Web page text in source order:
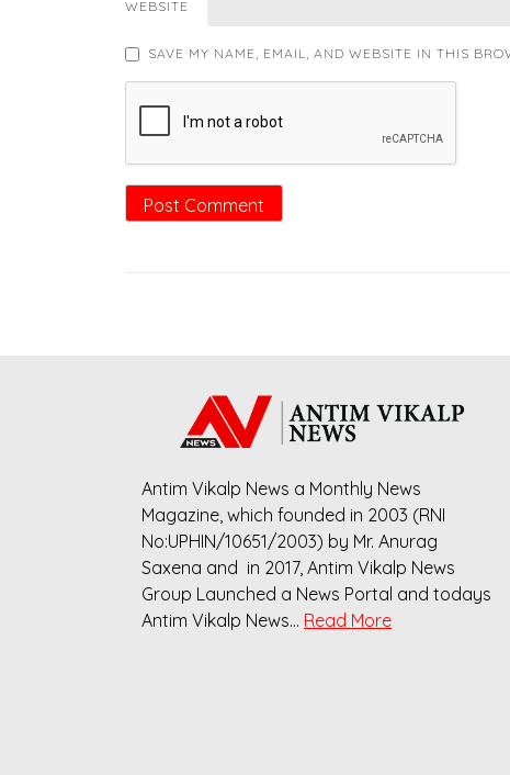
WEBSITE
SAVE MY NAME, EMAIL, AND WEBSITE IN THIS
Antim Vikalp News a Monthly News
Magazine, which founded in 2003 (RNI
No:UPHIN/10651/2003) by Mr. Anurag
Saxena and in 2017, Antim Vikalp News
Group Launched a News Portal and todays
Antim Vikalp News… Read More